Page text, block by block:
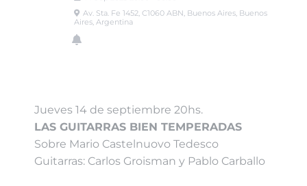
Av. Sta. Fe 1452, C1060 ABN, Buenos Aires, Buenos
Aires, Argentina
Jueves 14 de septiembre 20hs.
LAS GUITARRAS BIEN TEMPERADAS
Sobre Mario Castelnuovo Tedesco
Guitarras: Carlos Groisman y Pablo Carballo